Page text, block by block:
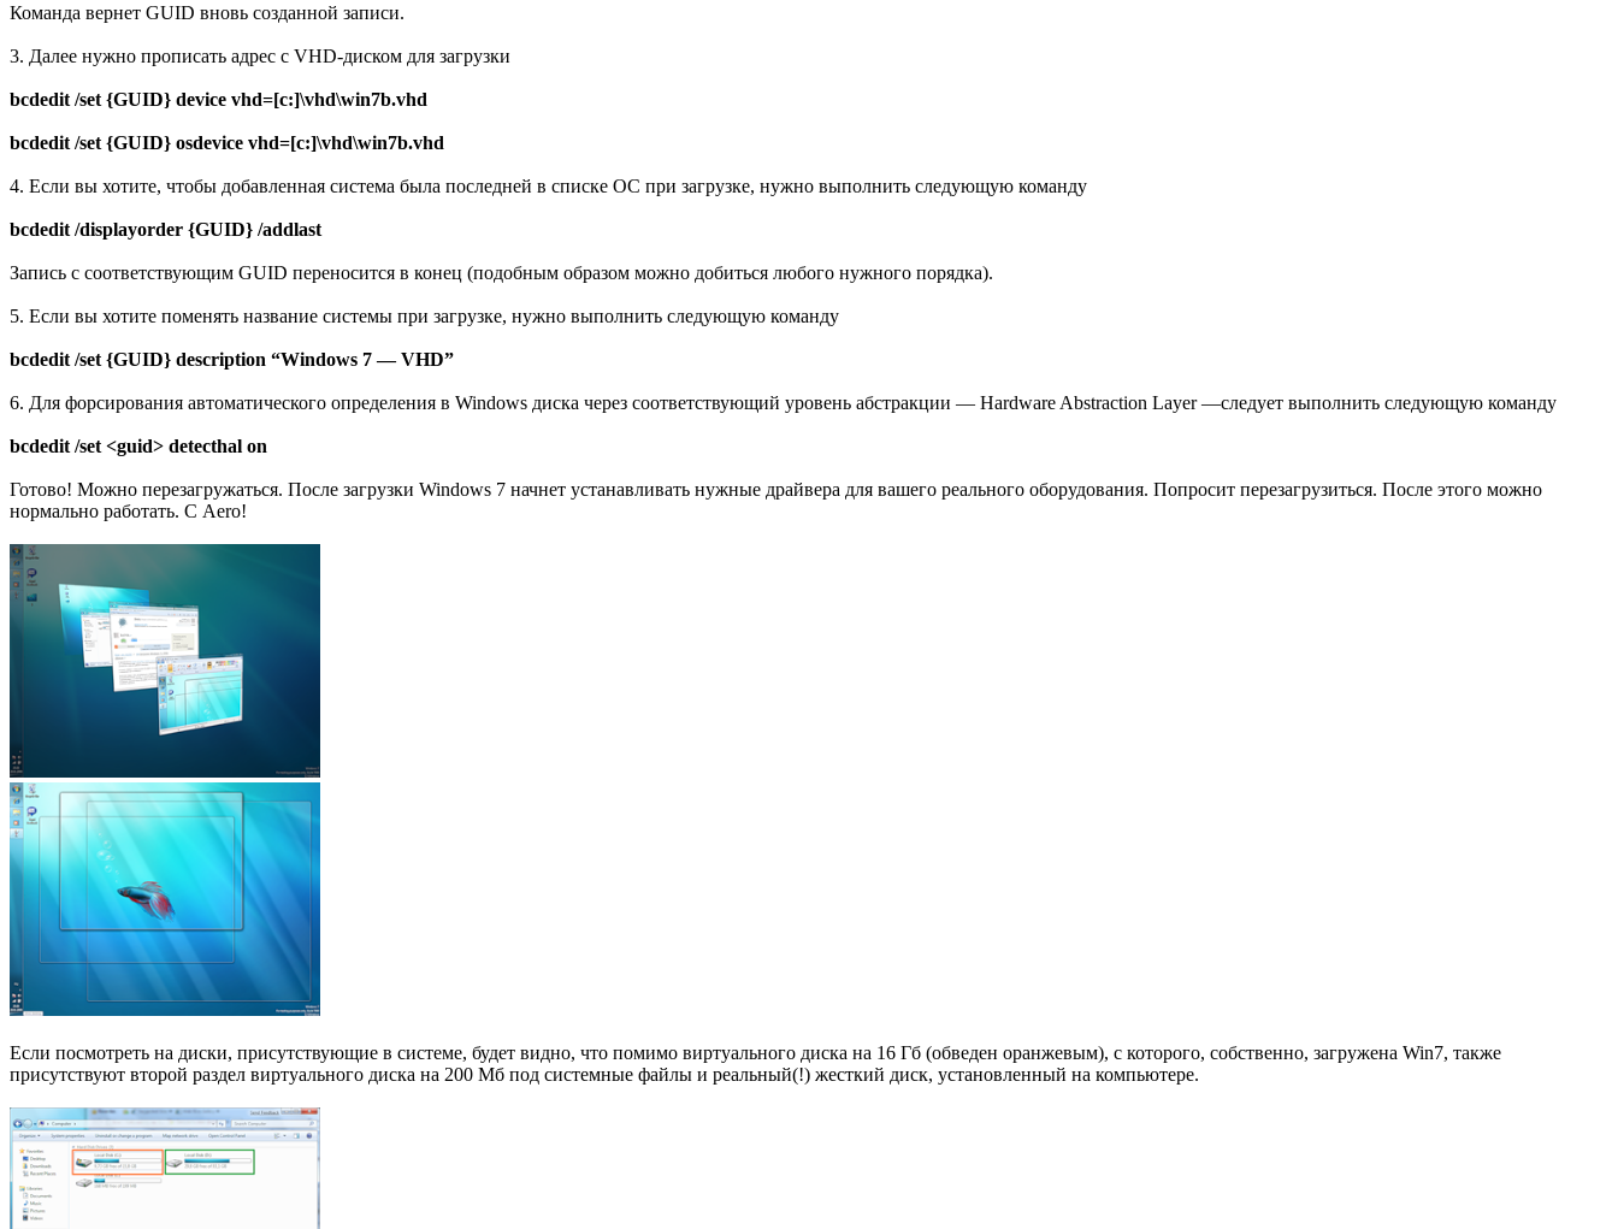
Команда вернет GUID вновь созданной записи.
3. Далее нужно прописать адрес с VHD-диском для загрузки
bcdedit /set {GUID} device vhd=[c:]\vhd\win7b.vhd
bcdedit /set {GUID} osdevice vhd=[c:]\vhd\win7b.vhd
4. Если вы хотите, чтобы добавленная система была последней в списке ОС при загрузке, нужно выполнить следующую команду
bcdedit /displayorder {GUID} /addlast
Запись с соответствующим GUID переносится в конец (подобным образом можно добиться любого нужного порядка).
5. Если вы хотите поменять название системы при загрузке, нужно выполнить следующую команду
bcdedit /set {GUID} description “Windows 7 — VHD”
6. Для форсирования автоматического определения в Windows диска через соответствующий уровень абстракции — Hardware Abstraction Layer —следует выполнить следующую команду
bcdedit /set <guid> detecthal on
Готово! Можно перезагружаться. После загрузки Windows 7 начнет устанавливать нужные драйвера для вашего реального оборудования. Попросит перезагрузиться. После этого можно
нормально работать. С Aero!
Если посмотреть на диски, присутствующие в системе, будет видно, что помимо виртуального диска на 16 Гб (обведен оранжевым), с которого, собственно, загружена Win7, также
присутствуют второй раздел виртуального диска на 200 Мб под системные файлы и реальный(!) жесткий диск, установленный на компьютере.